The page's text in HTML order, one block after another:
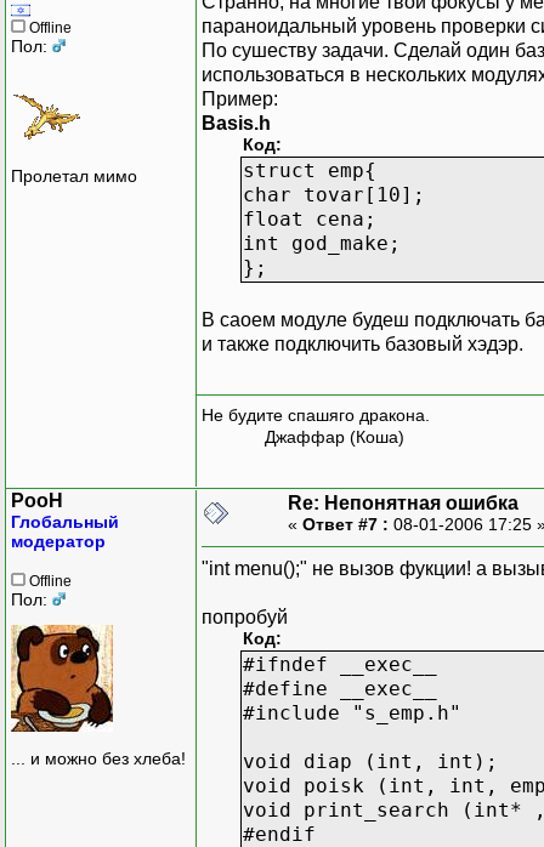
Offline
Пол:
Пролетал мимо
параноидальный уровень проверки
По сушеству задачи. Сделай один
использоваться в нескольких
Пример:
Basis.h
Код:
struct emp{
char tovar[10];
float cena;
int god_make;
};
В саоем модуле будеш подключать
и также подключить базовый хэдэр.
Не будите спашяго дракона.
Джаффар (Коша)
PooH
Глобальный
модератор
Offline
Пол:
... и можно без хлеба!
Re: Непонятная ошибка
« Ответ #7 : 08-01-2006 17:25
"int menu();" не вызов фукции! а
попробуй
Код:
#ifndef __exec__
#define __exec__
#include "s_emp.h"
void diap (int, int);
void poisk (int, int,
void print_search (int*
#endif